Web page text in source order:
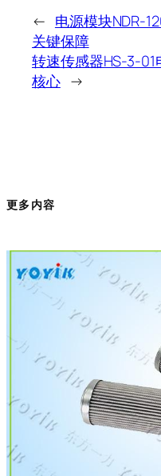
← 电源模块NDR-
关键保障
转速传感器HS-3-
核心 →
更多内容